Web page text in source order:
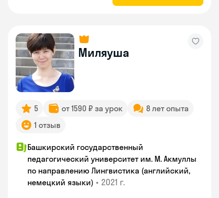
Миляуша
5 от 1590 ₽ за урок
8 лет опыта
1 отзыв
Башкирский государственный
педагогический университет им. М. Акмуллы
по направлению Лингвистика (английский,
немецкий языки) • 2021 г.